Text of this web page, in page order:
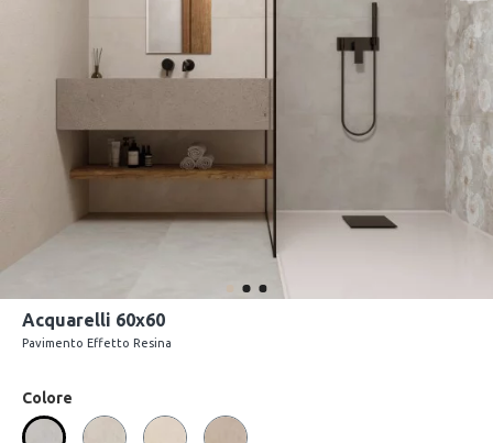
Acquarelli 60x60
Pavimento Effetto Resina
Colore